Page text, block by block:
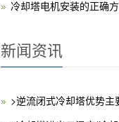
冷却塔电机安装的正确
新闻资讯
>逆流闭式冷却塔优势主